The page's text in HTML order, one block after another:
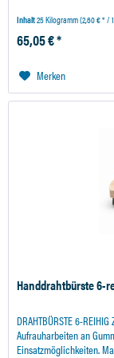
Inhalt25 Kilogramm(2,60 € * /
65,05 € *
Merken
Handdrahtbürste 6-
DRAHTBÜRSTE 6-
Aufrauharbeiten an
Einsatzmöglichkeiten.